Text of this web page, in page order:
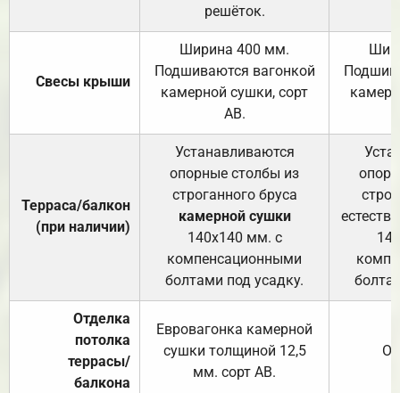
решёток.
Свесы крыши
Ширина 400 мм.
Подшиваются вагонкой
камерной сушки, сорт
АВ.
Терраса/балкон
(при наличии)
Устанавливаются
опорные столбы из
строганного бруса
камерной сушки
140х140 мм. с
компенсационными
болтами под усадку.
Отделка
потолка
террасы/
балкона
Евровагонка камерной
сушки толщиной 12,5
мм. сорт АВ.